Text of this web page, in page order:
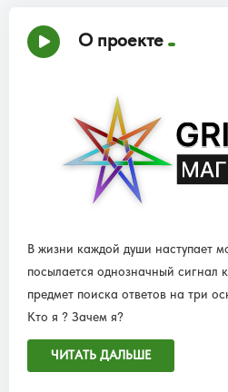
О проекте
В жизни каждой души наступает
посылается однозначный сигнал
предмет поиска ответов на три
Кто я ? Зачем я?
ЧИТАТЬ ДАЛЬШЕ